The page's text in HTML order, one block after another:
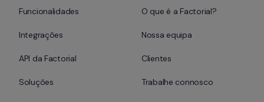
Funcionalidades
Integrações
API da Factorial
Soluções
O que é a Factorial?
Nossa equipa
Clientes
Trabalhe connosco